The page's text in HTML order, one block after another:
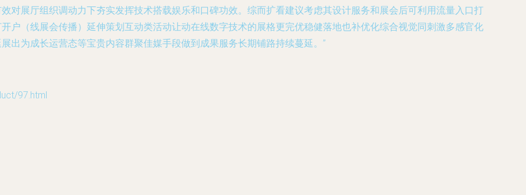
对展厅组织调动力下夯实发挥技术搭载娱乐和口碑功效。综而扩看建议考虑其设计服务和展会后可利用流量入口打
户（线展会传播）延伸策划互动类活动让动在线数字技术的展格更完优稳健落地也补优化综合视觉同刺激多感官化
出为成长运营态等宝贵内容群聚佳媒手段做到成果服务长期铺路持续蔓延。”
97.html